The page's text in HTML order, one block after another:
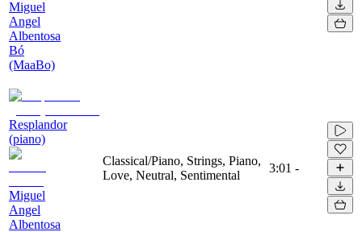
Miguel
Angel
Albentosa
Bó
(MaaBo)
Resplandor
(piano)
Miguel
Angel
Albentosa
Classical/Piano, Strings, Piano,
Love, Neutral, Sentimental
3:01 -